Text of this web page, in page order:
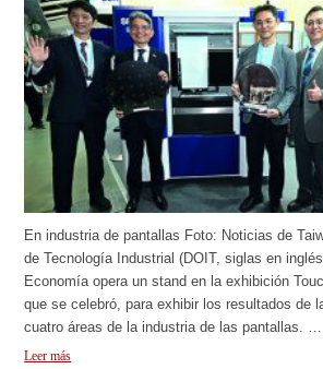
En industria de pantallas Foto: Noticias de
de Tecnología Industrial (DOIT, siglas en
Economía opera un stand en la exhibición
que se celebró, para exhibir los resultados de
cuatro áreas de la industria de las pantallas. …
Leer más